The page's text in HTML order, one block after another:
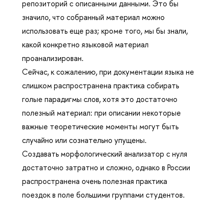
репозиторий с описанными данными. Это бы
значило, что собранный материал можно
использовать еще раз; кроме того, мы бы знали,
какой конкретно языковой материал
проанализирован.
Сейчас, к сожалению, при документации языка не
слишком распространена практика собирать
голые парадигмы слов, хотя это достаточно
полезный материал: при описании некоторые
важные теоретические моменты могут быть
случайно или сознательно упущены.
Создавать морфологический анализатор с нуля
достаточно затратно и сложно, однако в России
распространена очень полезная практика
поездок в поле большими группами студентов.